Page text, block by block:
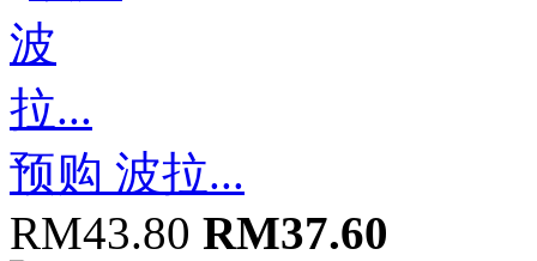
预购 波拉...
RM43.80 RM37.60